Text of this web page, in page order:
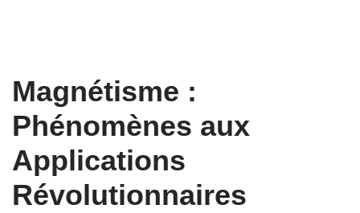
Magnétisme :
Phénomènes aux
Applications
Révolutionnaires